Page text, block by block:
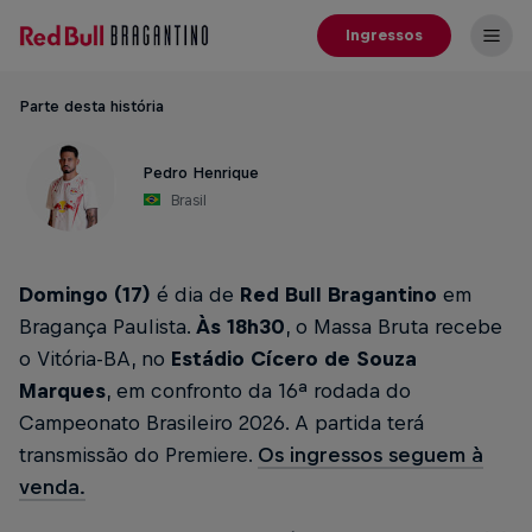
Ingressos
Parte desta história
Pedro Henrique
Brasil
Domingo (17) é dia de Red Bull Bragantino em
Bragança Paulista. Às 18h30, o Massa Bruta recebe
o Vitória-BA, no Estádio Cícero de Souza
Marques, em confronto da 16ª rodada do
Campeonato Brasileiro 2026. A partida terá
transmissão do Premiere. Os ingressos seguem à
venda.